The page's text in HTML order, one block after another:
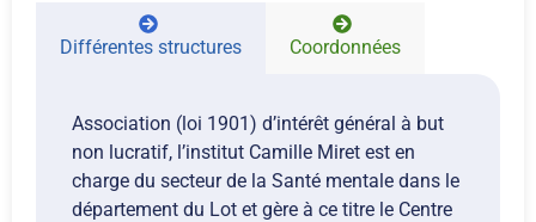
Différentes structures Coordonnées
Association (loi 1901) d’intérêt général à but
non lucratif, l’institut Camille Miret est en
charge du secteur de la Santé mentale dans le
département du Lot et gère à ce titre le Centre